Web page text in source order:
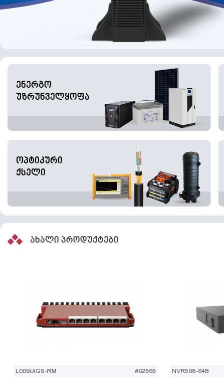
ენერგო
უზრუნველყოფა
ოპტიკური
ქსელი
ახალი პროდუქტები
L009UiGS-RM #02565 NVR508-64B